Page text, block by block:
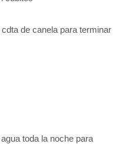
de canela para terminar
toda la noche para